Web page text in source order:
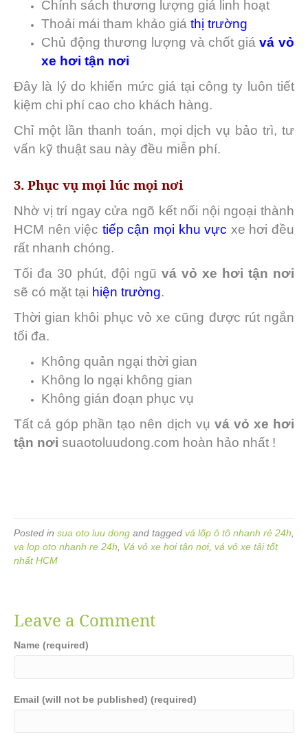
Chính sách thương lượng giá linh hoạt
Thoải mái tham khảo giá thị trường
Chủ động thương lượng và chốt giává vỏ
xe hơi tận nơi
Đây là lý do khiến mức giá tại công ty luôn tiết
kiệm chi phí cao cho khách hàng.
Chỉ một lần thanh toán, mọi dịch vụ bảo trì, tư
vấn kỹ thuật sau này đều miễn phí.
3. Phục vụ mọi lúc mọi nơi
Nhờ vị trí ngay cửa ngõ kết nối nội ngoại thành
HCM nên việc tiếp cận mọi khu vực xe hơi đều
rất nhanh chóng.
Tối đa 30 phút, đội ngũ vá vỏ xe hơi tận nơi
sẽ có mặt tại hiện trường.
Thời gian khôi phục vỏ xe cũng được rút ngắn
tối đa.
Không quản ngại thời gian
Không lo ngại không gian
Không gián đoạn phục vụ
Tất cả góp phần tạo nên dịch vụ vá vỏ xe hơi
tận nơi suaotoluudong.com hoàn hảo nhất !
Posted in sua oto luu dong and tagged vá lốp ô tô nhanh rẻ 24h
va lop oto nhanh re 24h
Vá vỏ xe hơi tận nơi, vá vỏ xe tải tốt
nhất HCM
Leave a Comment
Name (required)
Email (will not be published) (required)